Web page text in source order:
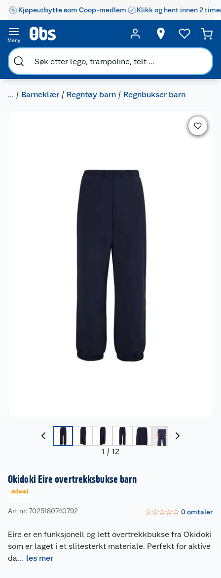
Kjøpeutbytte som Coop-medlem Klikk og hent innen 2
Meny
... Barneklær Regntøy barn Regnbukser barn
1 / 12
Okidoki Eire overtrekksbukse barn
Art nr: 7025180740792 ☆☆☆☆☆ 0omtaler
Eire er en funksjonell og lett overtrekkbukse fra Okidoki
som er laget i et slitesterkt materiale. Perfekt for aktive
da... les mer